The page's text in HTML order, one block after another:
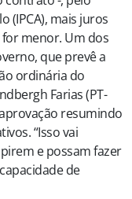
(IPCA), mais juros
for menor. Um dos
que prevê a
ordinária do
Farias (PT-
resumindo
“Isso vai
e possam fazer
de